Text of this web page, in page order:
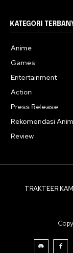
KATEGORI
Anime
Games
Entertainment
Action
Press Release
Rekomendasi
Review
TRAKTEER